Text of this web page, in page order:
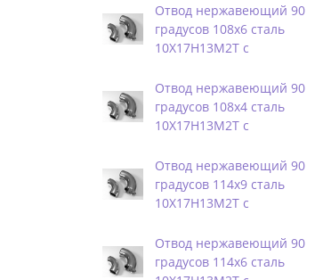
Отвод нержавеющий 90
градусов 108х6 сталь
10Х17Н13М2Т с
Отвод нержавеющий 90
градусов 108х4 сталь
10Х17Н13М2Т с
Отвод нержавеющий 90
градусов 114х9 сталь
10Х17Н13М2Т с
Отвод нержавеющий 90
градусов 114х6 сталь